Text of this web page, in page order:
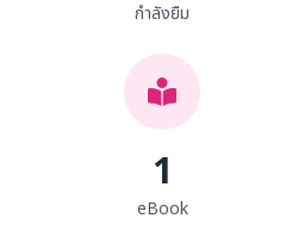
กำลังยืม
1
eBook